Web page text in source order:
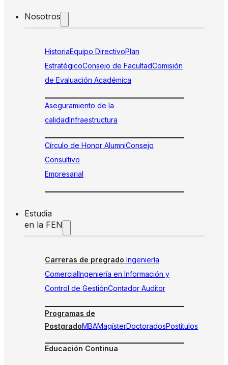
Nosotros
HistoriaEquipo DirectivoPlan
EstratégicoConsejo de FacultadComisión
de Evaluación Académica
Aseguramiento de la
calidadInfraestructura
Círculo de Honor AlumniConsejo
Consultivo
Empresarial
Estudia
en la FEN
Carreras de pregrado Ingeniería
ComercialIngeniería en Información y
Control de GestiónContador Auditor
Programas de
PostgradoMBAMagísterDoctoradosPostítulos
Educación Continua